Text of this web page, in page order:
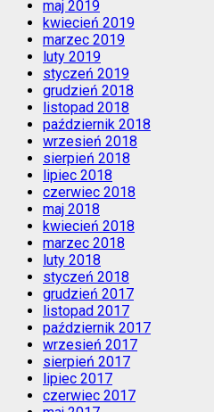
maj 2019
kwiecień 2019
marzec 2019
luty 2019
styczeń 2019
grudzień 2018
listopad 2018
październik 2018
wrzesień 2018
sierpień 2018
lipiec 2018
czerwiec 2018
maj 2018
kwiecień 2018
marzec 2018
luty 2018
styczeń 2018
grudzień 2017
listopad 2017
październik 2017
wrzesień 2017
sierpień 2017
lipiec 2017
czerwiec 2017